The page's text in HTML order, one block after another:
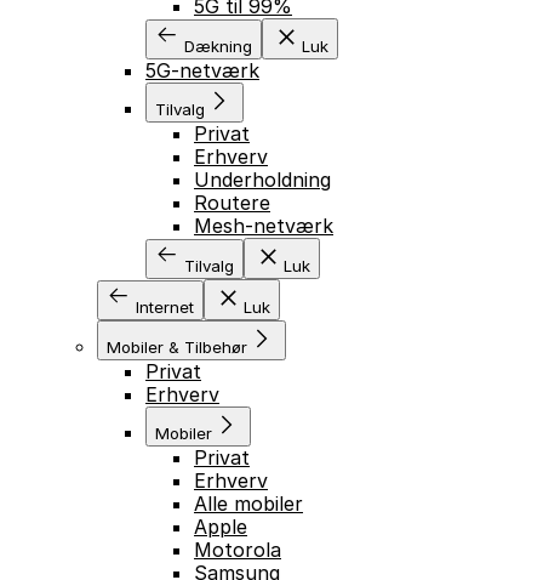
5G til 99%
Dækning Luk
5G-netværk
Tilvalg
Privat
Erhverv
Underholdning
Routere
Mesh-netværk
Tilvalg Luk
Internet Luk
Mobiler & Tilbehør
Privat
Erhverv
Mobiler
Privat
Erhverv
Alle mobiler
Apple
Motorola
Samsung